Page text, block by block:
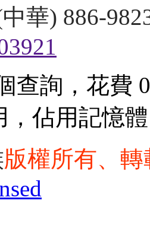
華) 886-
查詢，花費
，佔用記憶
版權所有、